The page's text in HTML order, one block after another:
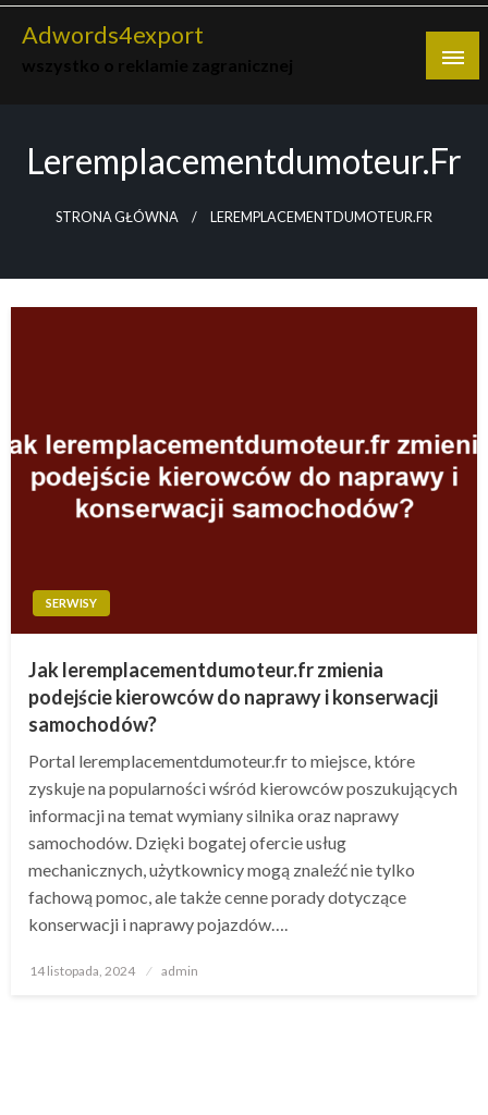
Skip
Adwords4export
Leremplacementdumoteur.fr
STRONA GŁÓWNA LEREMPLACEMENTDUMOTEUR.FR
SERWISY
Jak leremplacementdumoteur.fr zmienia
podejście kierowców do naprawy i konserwacji
samochodów?
Portal leremplacementdumoteur.fr to miejsce, które
zyskuje na popularności wśród kierowców poszukujących
informacji na temat wymiany silnika oraz naprawy
samochodów. Dzięki bogatej ofercie usług
mechanicznych, użytkownicy mogą znaleźć nie tylko
fachową pomoc, ale także cenne porady dotyczące
konserwacji i naprawy pojazdów….
Opublikowane
14 listopada, 2024 admin